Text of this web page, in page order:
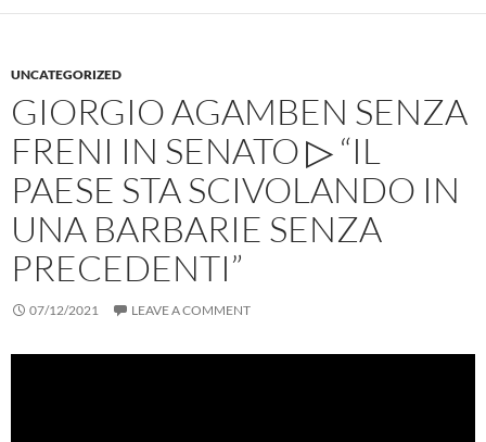
UNCATEGORIZED
GIORGIO AGAMBEN SENZA
FRENI IN SENATO ▷ “IL
PAESE STA SCIVOLANDO IN
UNA BARBARIE SENZA
PRECEDENTI”
07/12/2021 LEAVE A COMMENT